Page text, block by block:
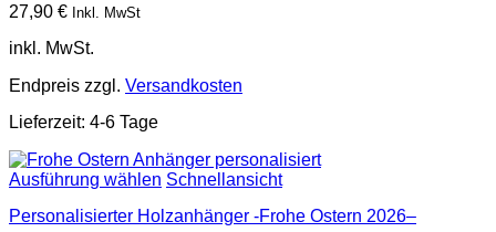
27,90 € Inkl. MwSt
inkl. MwSt.
Endpreis zzgl. Versandkosten
Lieferzeit: 4-6 Tage
Ausführung wählen Schnellansicht
Personalisierter Holzanhänger -Frohe Ostern 2026–